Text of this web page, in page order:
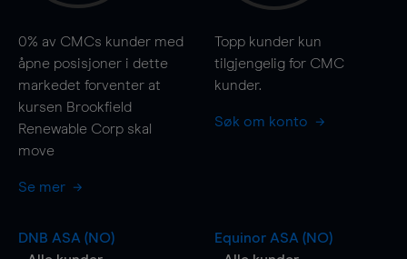
0% av CMCs kunder med
åpne posisjoner i dette
markedet forventer at
kursen Brookfield
Renewable Corp skal
move
Se mer
Topp kunder kun
tilgjengelig for CMC
kunder.
Søk om konto
DNB ASA (NO)
Equinor ASA (NO)